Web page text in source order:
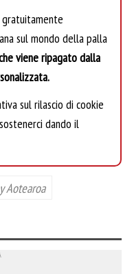
sul mondo della palla
viene ripagato dalla
sul rilascio di cookie
dando il
Aotearoa